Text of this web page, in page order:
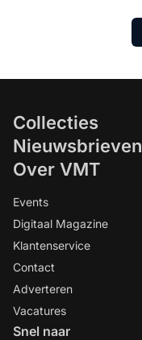
Collecties
Nieuwsbrieven
Over VMT
Events
Digitaal Magazine
Klantenservice
Contact
Adverteren
Vacatures
Snel naar